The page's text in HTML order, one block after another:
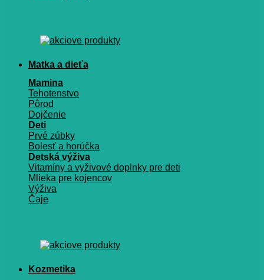
Matka a dieťa
Mamina
Tehotenstvo
Pôrod
Dojčenie
Deti
Prvé zúbky
Bolesť a horúčka
Detská výživa
Vitamíny a vyživové doplnky pre deti
Mlieka pre kojencov
Výživa
Čaje
Kozmetika